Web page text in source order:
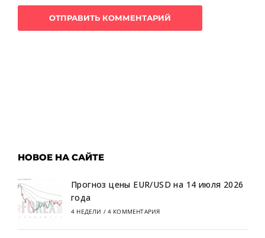
НОВОЕ НА САЙТЕ
Прогноз цены EUR/USD на 14 июля 2026
года
4 НЕДЕЛИ / 4 КОММЕНТАРИЯ